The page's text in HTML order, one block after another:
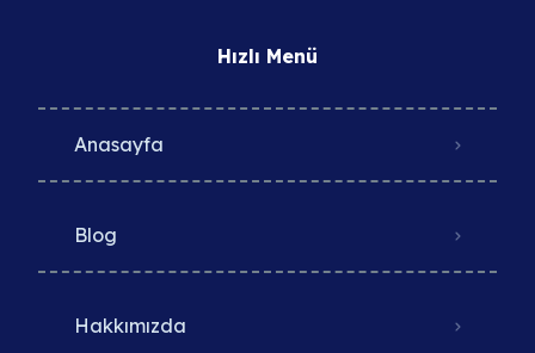
Hızlı Menü
Anasayfa
Blog
Hakkımızda